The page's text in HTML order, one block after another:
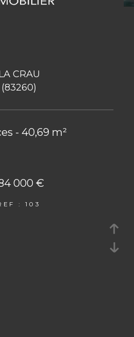
CRAU
(83260)
- 40,69 m²
000 €
: 103